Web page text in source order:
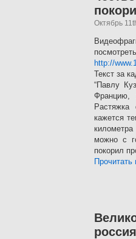
Октябрь
http://
Текст за
“Павлу
Францию,
кажется
можно с
покорил